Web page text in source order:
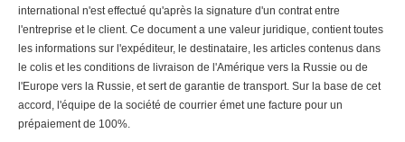
international n'est effectué qu'après la signature d'un contrat entre
l'entreprise et le client. Ce document a une valeur juridique, contient toutes
les informations sur l'expéditeur, le destinataire, les articles contenus dans
le colis et les conditions de livraison de l'Amérique vers la Russie ou de
l'Europe vers la Russie, et sert de garantie de transport. Sur la base de cet
accord, l'équipe de la société de courrier émet une facture pour un
prépaiement de 100%.